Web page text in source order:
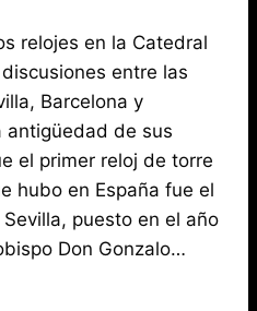
relojes en la Catedral
entre las
Barcelona y
antigüedad de sus
el primer reloj de torre
hubo en España fue el
puesto en el año
Don Gonzalo…